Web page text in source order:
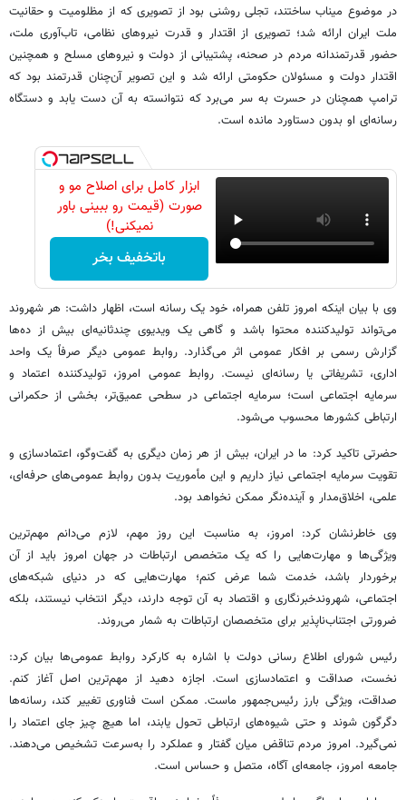
در موضوع میناب ساختند، تجلی روشنی بود از تصویری که از مظلومیت و حقانیت
ملت ایران ارائه شد؛ تصویری از اقتدار و قدرت نیروهای نظامی، تاب‌آوری ملت،
حضور قدرتمندانه مردم در صحنه، پشتیبانی از دولت و نیروهای مسلح و همچنین
اقتدار دولت و مسئولان حکومتی ارائه شد و این تصویر آن‌چنان قدرتمند بود که
ترامپ همچنان در حسرت به سر می‌برد که نتوانسته به آن دست یابد و دستگاه
رسانه‌ای او بدون دستاورد مانده است.
ابزار کامل برای اصلاح مو و
صورت (قیمت رو ببینی باور
نمیکنی!)
باتخفیف بخر
وی با بیان اینکه امروز تلفن همراه، خود یک رسانه است، اظهار داشت: هر شهروند
می‌تواند تولیدکننده محتوا باشد و گاهی یک ویدیوی چندثانیه‌ای بیش از ده‌ها
گزارش رسمی بر افکار عمومی اثر می‌گذارد. روابط عمومی دیگر صرفاً یک واحد
اداری، تشریفاتی یا رسانه‌ای نیست. روابط عمومی امروز، تولیدکننده اعتماد و
سرمایه اجتماعی است؛ سرمایه اجتماعی در سطحی عمیق‌تر، بخشی از حکمرانی
ارتباطی کشورها محسوب می‌شود.
حضرتی تاکید کرد: ما در ایران، بیش از هر زمان دیگری به گفت‌وگو، اعتمادسازی و
تقویت سرمایه اجتماعی نیاز داریم و این مأموریت بدون روابط عمومی‌های حرفه‌ای،
علمی، اخلاق‌مدار و آینده‌نگر ممکن نخواهد بود.
وی خاطرنشان کرد: امروز، به مناسبت این روز مهم، لازم می‌دانم مهم‌ترین
ویژگی‌ها و مهارت‌هایی را که یک متخصص ارتباطات در جهان امروز باید از آن
برخوردار باشد، خدمت شما عرض کنم؛ مهارت‌هایی که در دنیای شبکه‌های
اجتماعی، شهروندخبرنگاری و اقتصاد به آن توجه دارند، دیگر انتخاب نیستند، بلکه
ضرورتی اجتناب‌ناپذیر برای متخصصان ارتباطات به شمار می‌روند.
رئیس شورای اطلاع رسانی دولت با اشاره به کارکرد روابط عمومی‌ها بیان کرد:
نخست، صداقت و اعتمادسازی است. اجازه دهید از مهم‌ترین اصل آغاز کنم.
صداقت، ویژگی بارز رئیس‌جمهور ماست. ممکن است فناوری تغییر کند، رسانه‌ها
دگرگون شوند و حتی شیوه‌های ارتباطی تحول یابند، اما هیچ چیز جای اعتماد را
نمی‌گیرد. امروز مردم تناقض میان گفتار و عملکرد را به‌سرعت تشخیص می‌دهند.
جامعه امروز، جامعه‌ای آگاه، متصل و حساس است.